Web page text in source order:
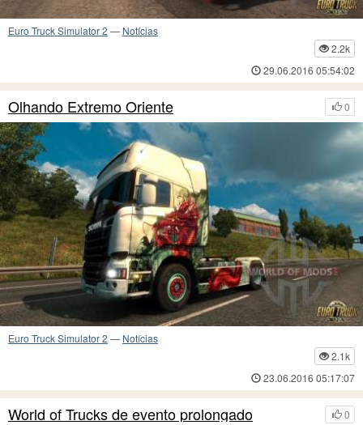
Euro Truck Simulator 2 — Notícias
2.2k
29.06.2016 05:54:02
0
Olhando Extremo Oriente
Euro Truck Simulator 2 — Notícias
2.1k
23.06.2016 05:17:07
0
World of Trucks de evento prolongado